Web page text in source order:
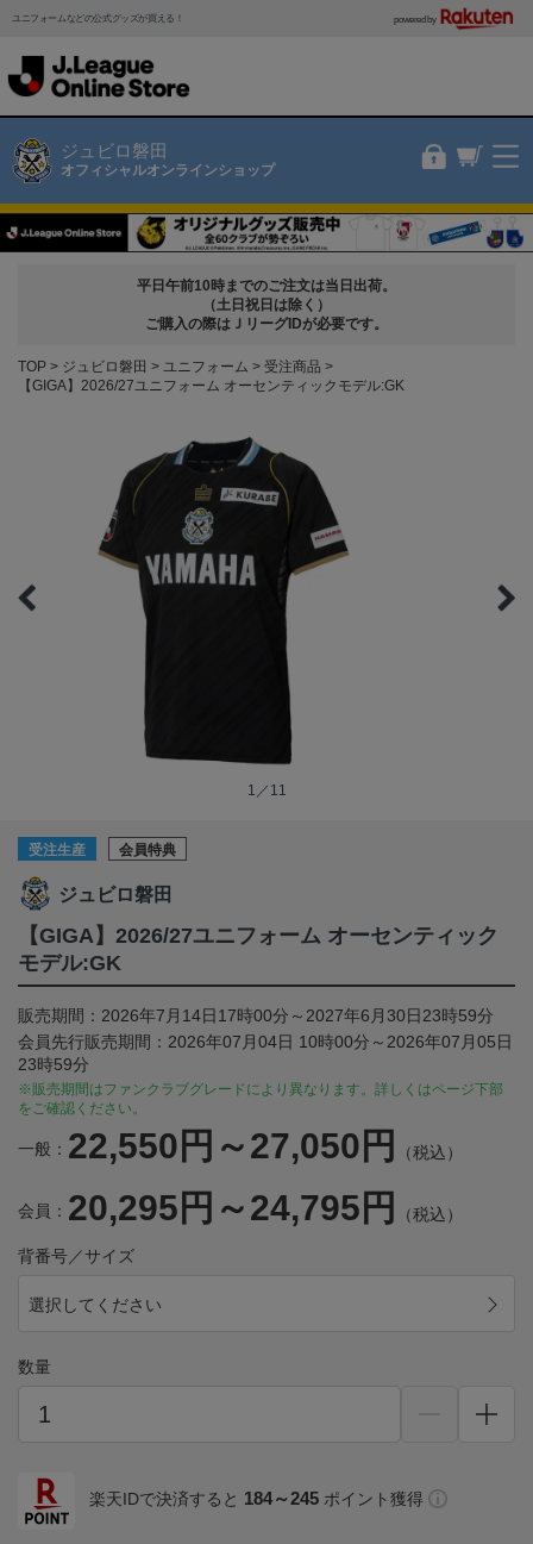
ユニフォームなどの公式グッズが買える！ powered by
ジュビロ磐田
オフィシャルオンラインショップ
平日午前10時までのご注文は当日出荷。
（土日祝日は除く）
ご購入の際はＪリーグIDが必要です。
TOP ジュビロ磐田 ユニフォーム
受注商品
【GIGA】2026/27ユニフォーム オーセンティックモデル:GK
1／11
受注生産 会員特典
ジュビロ磐田
【GIGA】2026/27ユニフォーム オーセンティック
モデル:GK
販売期間：2026年7月14日17時00分～2027年6月30日23時59分
会員先行販売期間：2026年07月04日 10時00分～2026年07月05日
23時59分
※販売期間はファンクラブグレードにより異なります。詳しくはページ下部
をご確認ください。
一般： 22,550円～27,050円 （税込）
会員： 20,295円～24,795円 （税込）
背番号／サイズ
選択してください
数量
楽天IDで決済すると 184～245 ポイント獲得